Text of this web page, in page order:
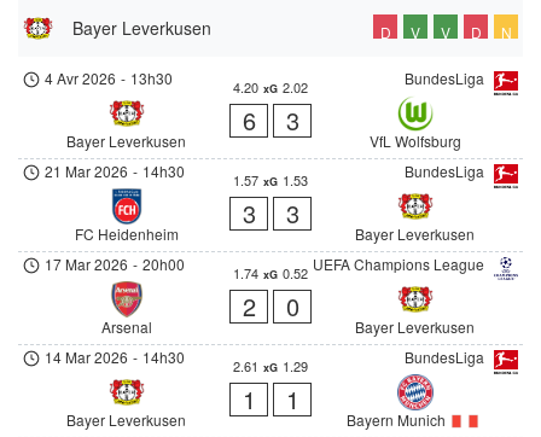
Bayer Leverkusen D V V D N
BundesLiga
4 Avr 2026 - 13h30
Bayer Leverkusen
4.20 xG 2.02
6 3
VfL Wolfsburg
BundesLiga
21 Mar 2026 - 14h30
FC Heidenheim
1.57 xG 1.53
3 3
Bayer Leverkusen
UEFA Champions League
17 Mar 2026 - 20h00
Arsenal
1.74 xG 0.52
2 0
Bayer Leverkusen
BundesLiga
14 Mar 2026 - 14h30
Bayer Leverkusen
2.61 xG 1.29
1 1
Bayern Munich